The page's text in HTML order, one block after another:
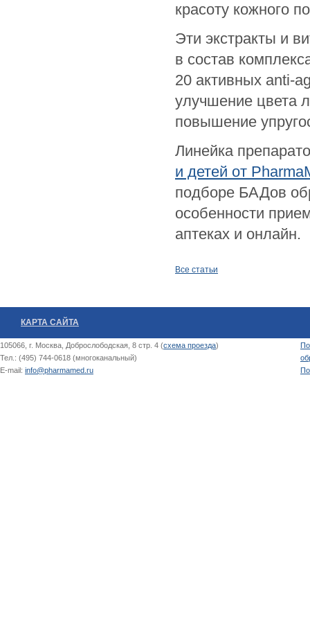
красоту кожного
Эти экстракты и
в состав
20 активных anti-
улучшение цвета
повышение
Линейка
и детей от
подборе БАДов
особенности
аптеках и онлайн.
Все статьи
КАРТА САЙТА
105066, г. Москва, Доброслободская, 8 стр. 4 (схема проезда)
Тел.: (495) 744-0618 (многоканальный)
E-mail: info@pharmamed.ru